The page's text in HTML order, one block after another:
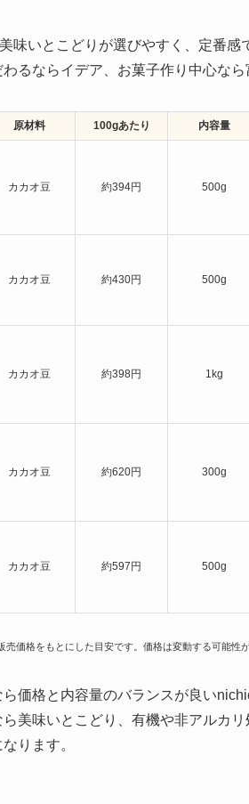
味いとこどりが選びやすく、定番感
るならイデア、お菓子作り中心なら
原材料 100gあたり 内容量
カカオ豆 約394円 500g
カカオ豆 約430円 500g
カカオ豆 約398円 1kg
カカオ豆 約620円 300g
カカオ豆 約597円 500g
価格をもとにした目安です。価格は変動する可能性が
価格と内容量のバランスが良い
美味いとこどり、有機や非アルカ
ります。